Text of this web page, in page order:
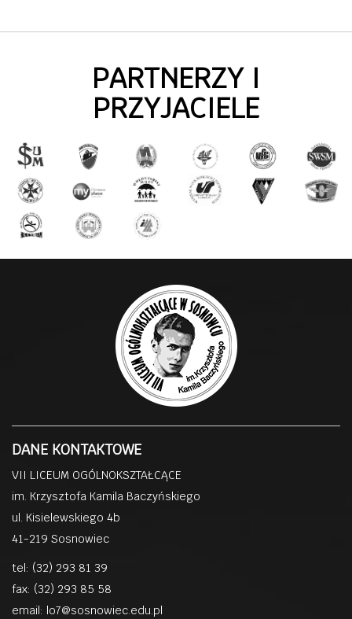
PARTNERZY I
PRZYJACIELE
DANE KONTAKTOWE
VII LICEUM OGÓLNOKSZTAŁCĄCE
im. Krzysztofa Kamila Baczyńskiego
ul. Kisielewskiego 4b
41-219 Sosnowiec
tel: (32) 293 81 39
fax: (32) 293 85 58
email: lo7@sosnowiec.edu.pl